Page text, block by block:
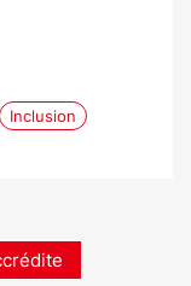
Inclusion